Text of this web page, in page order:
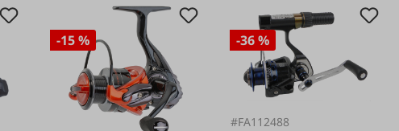
-15 % -36 %
#FA112488